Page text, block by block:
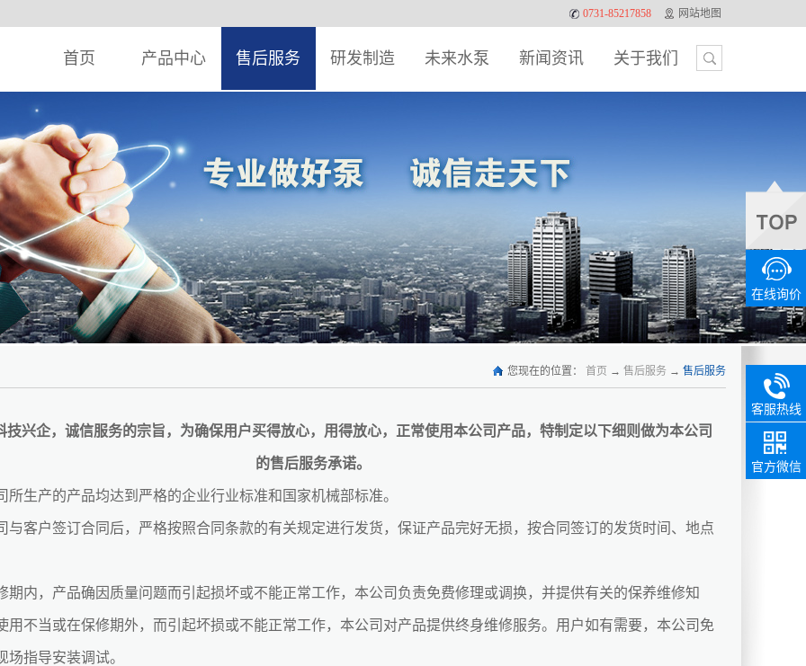
0731-85217858 网站地图
首页 产品中心 售后服务 研发制造 未来水泵 新闻资讯 关于我们
产品
您现在的位置： 首页 → 售后服务 → 售后服务
兴企，诚信服务的宗旨，为确保用户买得放心，用得放心，正常使用本公司产品，特制定以下细则做为本公司
的售后服务承诺。
生产的产品均达到严格的企业行业标准和国家机械部标准。
客户签订合同后，严格按照合同条款的有关规定进行发货，保证产品完好无损，按合同签订的发货时间、地点
内，产品确因质量问题而引起损坏或不能正常工作，本公司负责免费修理或调换，并提供有关的保养维修知
用不当或在保修期外，而引起坏损或不能正常工作，本公司对产品提供终身维修服务。用户如有需要，本公司免
场指导安装调试。
在线询价
0731-
85217858
客服热线
销售热线
官方微信